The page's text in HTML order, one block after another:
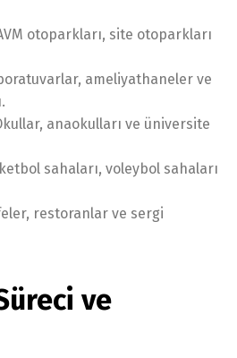
otoparkları, site otoparkları
ameliyathaneler ve
anaokulları ve üniversite
sahaları, voleybol sahaları
restoranlar ve sergi
ve